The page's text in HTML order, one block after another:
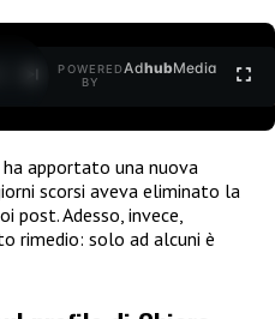
POWERED
BY
AdhubMedia
ha apportato una nuova
scorsi aveva eliminato la
post. Adesso, invece,
rimedio: solo ad alcuni è